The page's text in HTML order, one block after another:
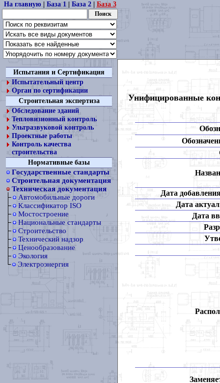
На главную| База 1| База 2| База 3
Испытания и Сертификация
Испытательный центр
Орган по сертификации
Строительная экспертиза
Обследование зданий
Тепловизионный контроль
Ультразвуковой контроль
Проектные работы
Контроль качества
строительства
Нормативные базы
Государственные стандарты
Строительная документация
Техническая документация
Автомобильные дороги
Классификатор ISO
Мостостроение
Национальные стандарты
Строительство
Технический надзор
Ценообразование
Экология
Электроэнергия
Унифицированные
Дата
Дата
Дата